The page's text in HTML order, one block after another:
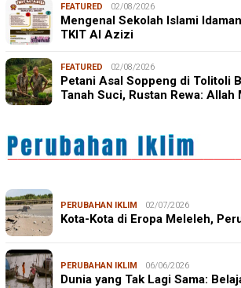
FEATURED 02/08/2026
Mengenal Sekolah Islami
TKIT Al Azizi
FEATURED 02/08/2026
Petani Asal Soppeng di Tolitoli
Tanah Suci, Rustan Rewa: Allah
PERUBAHAN IKLIM 02/07/2026
Kota-Kota di Eropa Meleleh,
PERUBAHAN IKLIM 06/06/2026
Dunia yang Tak Lagi Sama: